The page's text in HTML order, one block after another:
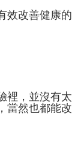
改善健康的
，並沒有
然也都能改